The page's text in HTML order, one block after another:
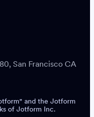
San Francisco CA
and the Jotform
of Jotform Inc.